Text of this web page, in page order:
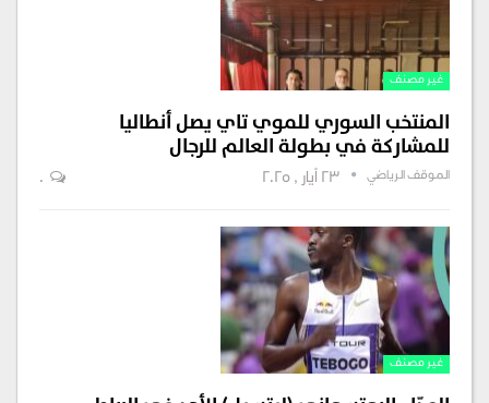
غير مصنف
المنتخب السوري للموي تاي يصل أنطاليا
للمشاركة في بطولة العالم للرجال
الموقف الرياضي 23 أيار , 2025 0
غير مصنف